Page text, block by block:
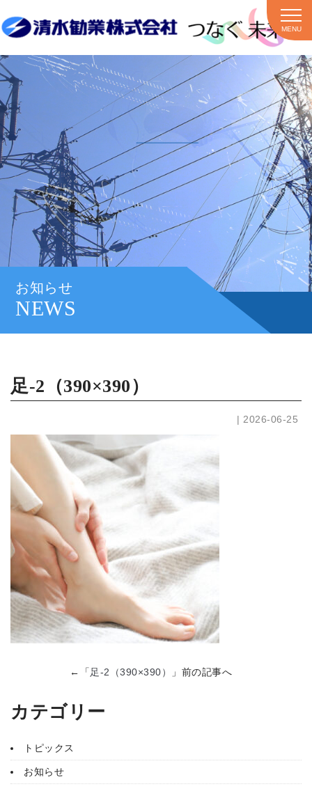
MENU
お知らせ
NEWS
足-2（390×390）
| 2026-06-25
←「足-2（390×390） 」前の記事へ
カテゴリー
トピックス
お知らせ